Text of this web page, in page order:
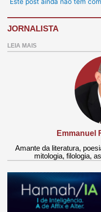
JORNALISTA
LEIA MAIS
Emmanuel
Amante da literatura,
mitologia, filologia,